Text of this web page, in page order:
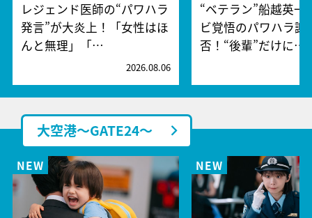
レジェンド医師の“パワハラ
発言”が大炎上！「女性はほ
んと無理」「…
2026.08.06
“ベテラン”船越英一
ビ覚悟のパワハラ謝
否！“後輩”だけに…
大空港～GATE24～